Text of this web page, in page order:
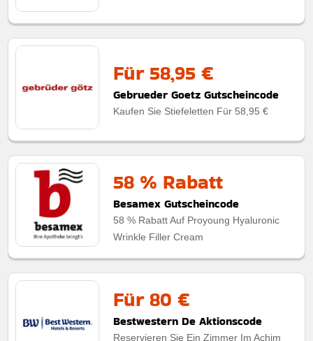
Für 58,95 €
Gebrueder Goetz Gutscheincode
Kaufen Sie Stiefeletten Für 58,95 €
58 % Rabatt
Besamex Gutscheincode
58 % Rabatt Auf Proyoung Hyaluronic
Wrinkle Filler Cream
Für 80 €
Bestwestern De Aktionscode
Reservieren Sie Ein Zimmer Im Achim